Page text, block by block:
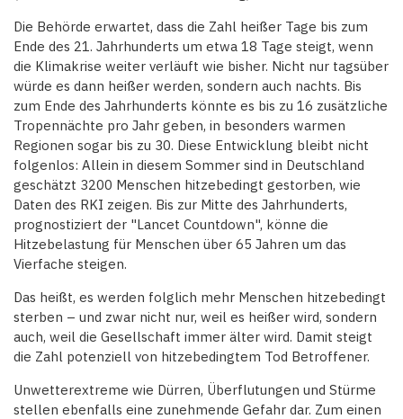
Die Behörde erwartet, dass die Zahl heißer Tage bis zum
Ende des 21. Jahrhunderts um etwa 18 Tage steigt, wenn
die Klimakrise weiter verläuft wie bisher. Nicht nur tagsüber
würde es dann heißer werden, sondern auch nachts. Bis
zum Ende des Jahrhunderts könnte es bis zu 16 zusätzliche
Tropennächte pro Jahr geben, in besonders warmen
Regionen sogar bis zu 30. Diese Entwicklung bleibt nicht
folgenlos: Allein in diesem Sommer sind in Deutschland
geschätzt 3200 Menschen hitzebedingt gestorben, wie
Daten des RKI zeigen. Bis zur Mitte des Jahrhunderts,
prognostiziert der "Lancet Countdown", könne die
Hitzebelastung für Menschen über 65 Jahren um das
Vierfache steigen.
Das heißt, es werden folglich mehr Menschen hitzebedingt
sterben – und zwar nicht nur, weil es heißer wird, sondern
auch, weil die Gesellschaft immer älter wird. Damit steigt
die Zahl potenziell von hitzebedingtem Tod Betroffener.
Unwetterextreme wie Dürren, Überflutungen und Stürme
stellen ebenfalls eine zunehmende Gefahr dar. Zum einen